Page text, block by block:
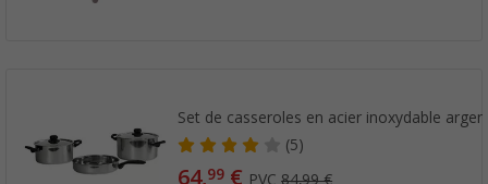
Set de casseroles en acier inoxydable
(5)
64,99 € PVC84,99 €